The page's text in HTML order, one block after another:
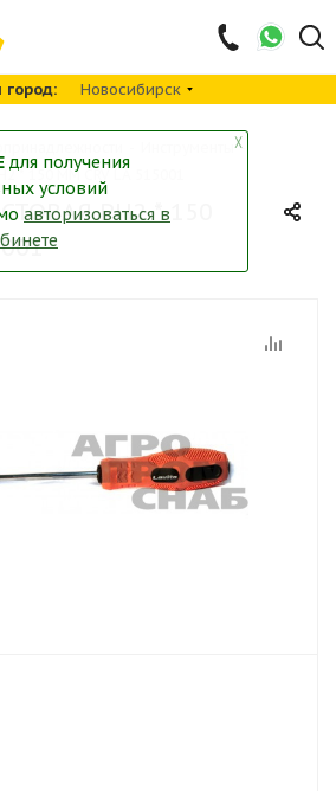
город Новосибирск
-
* 150 ММ CRV LA 515001
PH2 * 150
╳
для получения
условий
авторизоваться в